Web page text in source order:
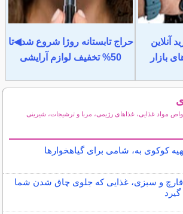
آنلاین
بازار
حراج تابستانه روژا شروع شد◀تا
50% تخفیف لوازم آرایشی
مواد غذایی، غذاهای رژیمی، مربا و ترشیجات، شیرینی
کوکوی به، شامی برای گیاهخوارها
و سبزی، غذایی که جلوی چاق شدن شما